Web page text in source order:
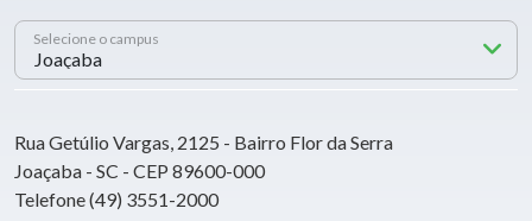
Selecione o campus
Rua Getúlio Vargas, 2125 - Bairro Flor da Serra
Joaçaba - SC - CEP 89600-000
Telefone (49) 3551-2000